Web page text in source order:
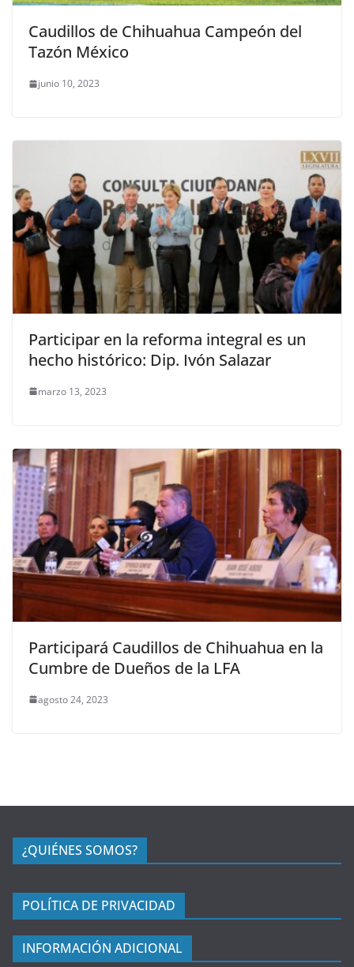
Caudillos de Chihuahua Campeón del
Tazón México
junio 10, 2023
Participar en la reforma integral es un
hecho histórico: Dip. Ivón Salazar
marzo 13, 2023
Participará Caudillos de Chihuahua en la
Cumbre de Dueños de la LFA
agosto 24, 2023
¿QUIÉNES SOMOS?
POLÍTICA DE PRIVACIDAD
INFORMACIÓN ADICIONAL